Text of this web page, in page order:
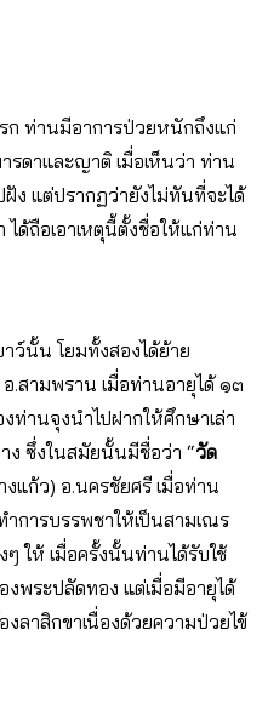
ก ท่านมีอาการป่วยหนักถึงแก่
รดาและญาติ เมื่อเห็นว่า ท่าน
ฝัง แต่ปรากฏว่ายังไม่ทันที่จะได้
ด้ถือเอาเหตุนี้ตั้งชื่อให้แก่ท่าน
ว์นั้น โยมทั้งสองได้ย้าย
.สามพราน เมื่อท่านอายุได้ ๑๓
ท่านจุงนำไปฝากให้ศึกษาเล่า
ง ซึ่งในสมัยนั้นมีชื่อว่า “วัด
แก้ว) อ.นครชัยศรี เมื่อท่าน
การบรรพชาให้เป็นสามเณร
ให้ เมื่อครั้งนั้นท่านได้รับใช้
งพระปลัดทอง แต่เมื่อมีอายุได้
ลาสิกขาเนื่องด้วยความป่วยไข้